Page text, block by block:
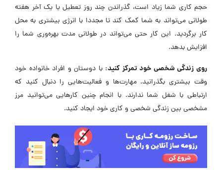
حجم کاری شما زیاد است، گذراندن چند روز تعطیل یا یک آخر هفته
طولانی می‌تواند به شما کمک کند تا مجددا با انرژی بیشتری به محل
کار برگردید. این کار حتی می‌تواند در طولانی مدت بهره‌وری شما را
افزایش بدهد.
روی زندگی شخصی خود تمرکز کنید: با دوستان و افراد خانواده خود
وقت بیشتری بگذرانید. مهارت‌ها و فعالیت‌هایی را دنبال کنید که
ارتباطی با شغل شما ندارند. با انجام چنین کارهایی می‌توانید مرز
مشخصی بین زندگی شخصی و کاری خود ایجاد کنید.